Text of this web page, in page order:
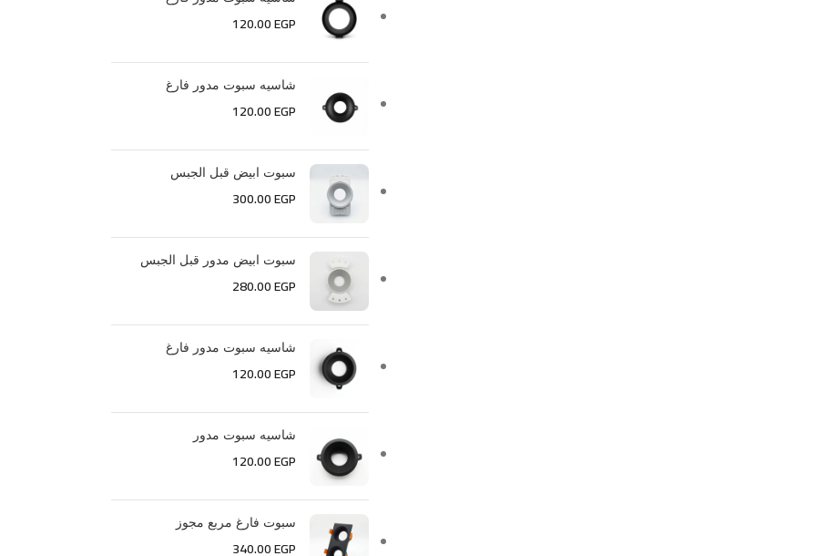
120.00EGP
شاسيه سبوت مدور فارغ
120.00EGP
سبوت ابيض قبل الجبس
300.00EGP
سبوت ابيض مدور قبل الجبس
280.00EGP
شاسيه سبوت مدور فارغ
120.00EGP
شاسيه سبوت مدور
120.00EGP
سبوت فارغ مربع مجوز
340.00EGP